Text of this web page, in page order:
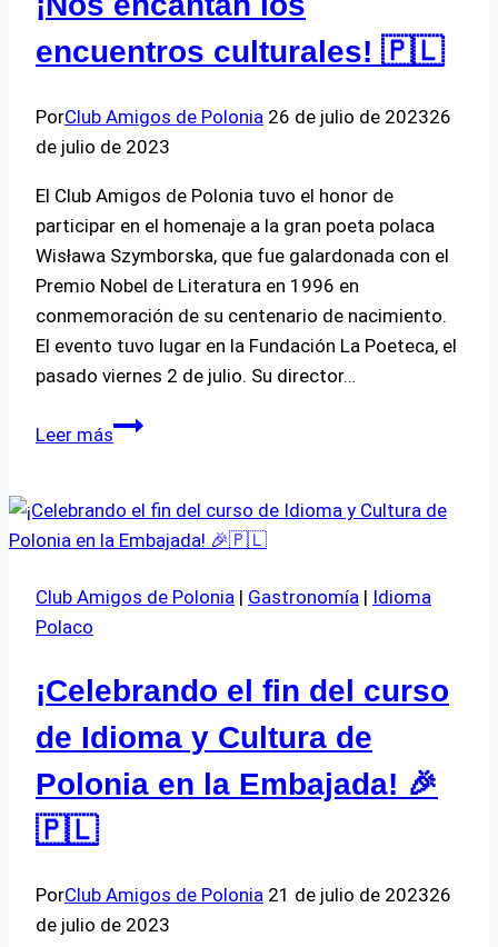
encuentros culturales! 🇵🇱
PorClub Amigos de Polonia 26 de julio de 202326
de julio de 2023
El Club Amigos de Polonia tuvo el honor de
participar en el homenaje a la gran poeta polaca
Wisława Szymborska, que fue galardonada con el
Premio Nobel de Literatura en 1996 en
conmemoración de su centenario de nacimiento.
El evento tuvo lugar en la Fundación La Poeteca, el
pasado viernes 2 de julio. Su director…
Leer más¡Nos
encuentros
culturales!
Club Amigos de Polonia | Gastronomía | Idioma
Polaco
¡Celebrando el fin del curso
de Idioma y Cultura de
Polonia en la Embajada! 🎉
🇵🇱
PorClub Amigos de Polonia 21 de julio de 202326
de julio de 2023